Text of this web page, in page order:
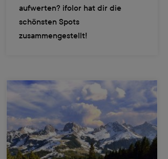
aufwerten? ifolor hat dir die
schönsten Spots
zusammengestellt!